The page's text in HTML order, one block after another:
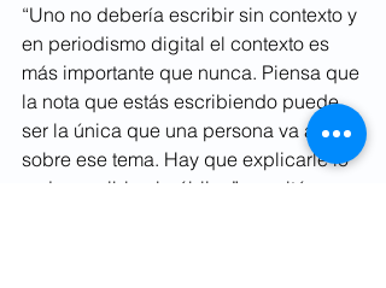
“Uno no debería escribir sin contexto y
en periodismo digital el contexto es
más importante que nunca. Piensa que
la nota que estás escribiendo puede
ser la única que una persona va a leer
sobre ese tema. Hay que explicarle lo
mejor posible al público”, resaltó